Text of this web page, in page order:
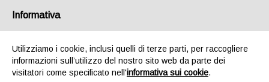
IT/EN
Menu
Informativa
Utilizziamo i cookie, inclusi quelli di terze parti, per raccogliere
informazioni sull’utilizzo del nostro sito web da parte dei
visitatori come specificato nell'informativa sui cookie.